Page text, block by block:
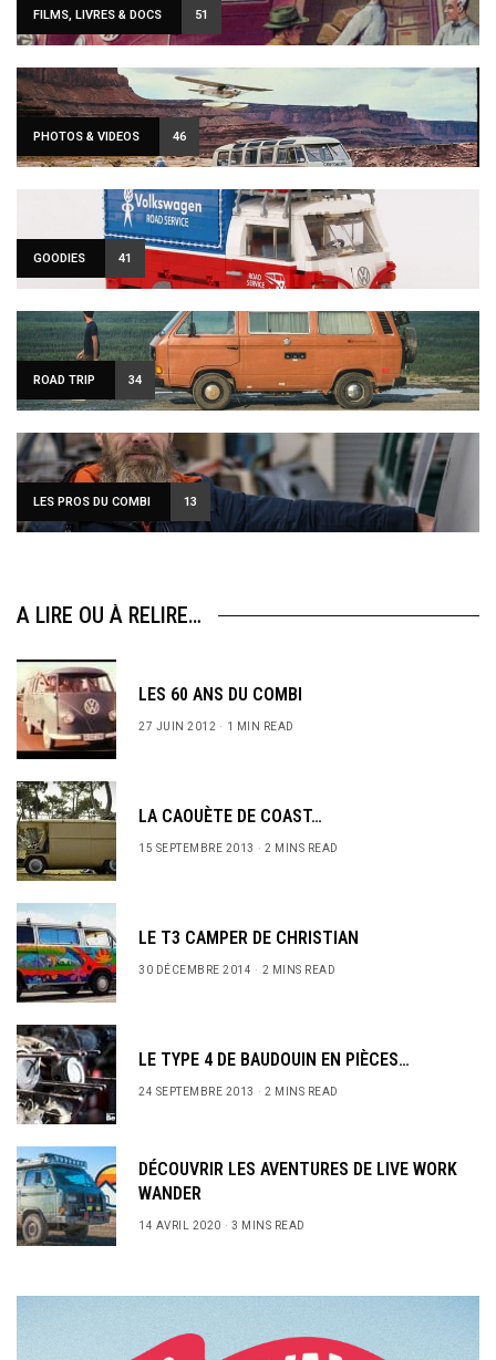
FILMS, LIVRES & DOCS 51
PHOTOS & VIDEOS 46
GOODIES 41
ROAD TRIP 34
LES PROS DU COMBI 13
A LIRE OU À RELIRE…
LES 60 ANS DU COMBI
27 JUIN 2012 1 MIN READ
LA CAOUÈTE DE COAST…
15 SEPTEMBRE 2013 2 MINS READ
LE T3 CAMPER DE CHRISTIAN
30 DÉCEMBRE 2014 2 MINS READ
LE TYPE 4 DE BAUDOUIN EN PIÈCES…
24 SEPTEMBRE 2013 2 MINS READ
DÉCOUVRIR LES AVENTURES DE LIVE WORK
WANDER
14 AVRIL 2020 3 MINS READ